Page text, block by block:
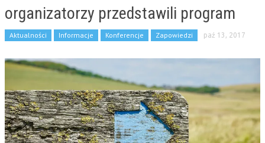
organizatorzy przedstawili program
Aktualności Informacje Konferencje Zapowiedzi paź 13, 2017